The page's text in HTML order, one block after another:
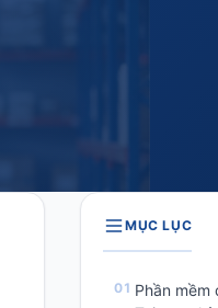
MỤC LỤC
Phần mềm